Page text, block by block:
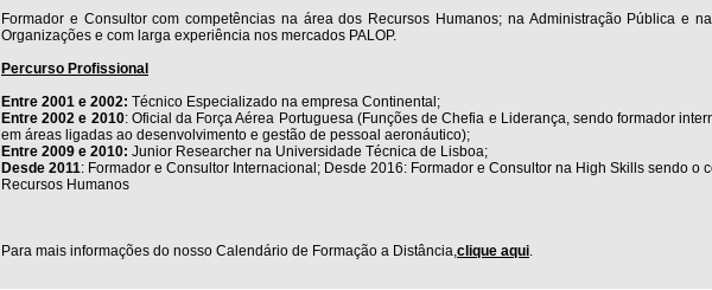
Formador e Consultor com competências na área dos Recursos Humanos; na Administração Pública e
Organizações e com larga experiência nos mercados PALOP.
Percurso Profissional
Entre 2001 e 2002: Técnico Especializado na empresa Continental;
Entre 2002 e 2010: Oficial da Força Aérea Portuguesa (Funções de Chefia e Liderança, sendo formador
em áreas ligadas ao desenvolvimento e gestão de pessoal aeronáutico);
Entre 2009 e 2010: Junior Researcher na Universidade Técnica de Lisboa;
Desde 2011: Formador e Consultor Internacional; Desde 2016: Formador e Consultor na High Skills sendo o
Recursos Humanos
Para mais informações do nosso Calendário de Formação a Distância,clique aqui.